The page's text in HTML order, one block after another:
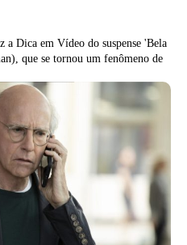
a Dica em Vídeo do suspense 'Bela
que se tornou um fenômeno de